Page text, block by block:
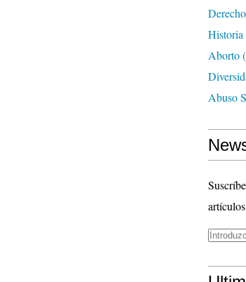
Historia
Aborto
Abuso